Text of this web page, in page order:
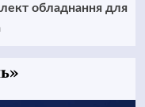
обладнання для